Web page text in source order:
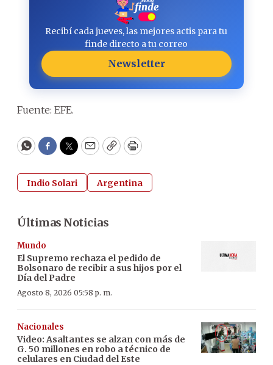
Recibí cada jueves, las mejores actis para tu
finde directo a tu correo
Newsletter
Fuente: EFE.
WhatsApp
Facebook
Twitter
EmailCopyPrint
Indio Solari Argentina
Últimas Noticias
Mundo
El Supremo rechaza el pedido de
Bolsonaro de recibir a sus hijos por el
Día del Padre
Agosto 8, 2026 05:58 p. m.
Nacionales
Video: Asaltantes se alzan con más de
G. 50 millones en robo a técnico de
celulares en Ciudad del Este